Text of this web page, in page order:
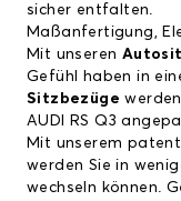
sicher entfalten.
Maßanfertigung,
Mit unseren
Gefühl haben in
Sitzbezüge
AUDI RS Q3
Mit unserem
werden Sie in
wechseln können.